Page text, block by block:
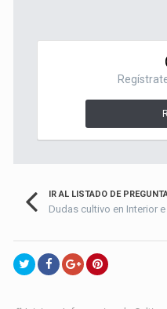
IR AL LISTADO DE
Dudas cultivo en Interior